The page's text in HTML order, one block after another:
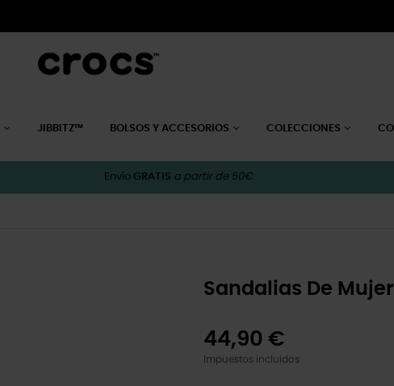
JIBBITZ™ BOLSOS Y ACCESORIOS COLECCIONES
Envío GRATIS a partir de 50€.
Sandalias De
44,90 €
Impuestos incluidos